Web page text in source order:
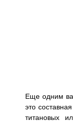
Еще одним
это
титановых